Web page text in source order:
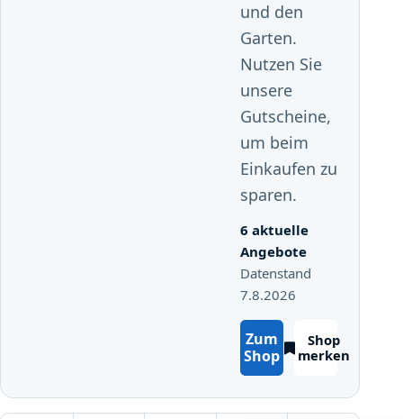
und den
Garten.
Nutzen Sie
unsere
Gutscheine,
um beim
Einkaufen zu
sparen.
6 aktuelle
Angebote
Datenstand
7.8.2026
Zum
Shop
Shop
merken